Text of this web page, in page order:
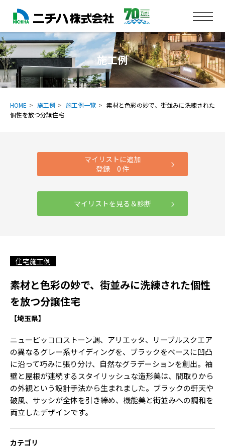
施工例
HOME 施工例 施工例一覧
素材と色彩の妙で、街並みに洗練された
個性を放つ分譲住宅
マイリストに追加
登録 0 件
マイリストを見る＆診断
住宅施工例
素材と色彩の妙で、街並みに洗練された個性
を放つ分譲住宅
【埼玉県】
ニューピッコロストーン調、アリエッタ、リーブルスクエア
の異なるグレー系サイディングを、ブラックをベースに凹凸
に沿って巧みに張り分け、自然なグラデーションを創出。袖
壁と屋根が連続するスタイリッシュな造形美は、間取りから
の外観という設計手法から生まれました。ブラックの軒天や
破風、サッシが全体を引き締め、機能美と街並みへの調和を
両立したデザインです。
カテゴリ